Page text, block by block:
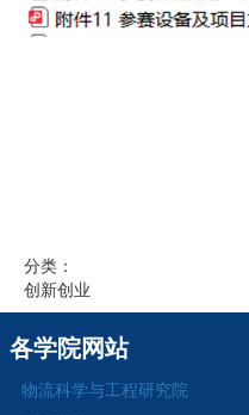
分类：
创新创业
各学院网站
物流科学与工程研究院